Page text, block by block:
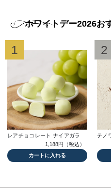
ホワイトデー2026お
1
レアチョコレート ナイアガラ
1,188円（税込）
カートに入れる
2
テノ